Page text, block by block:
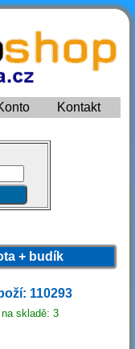
Kontakt
+ budík
110293
na skladě: 3